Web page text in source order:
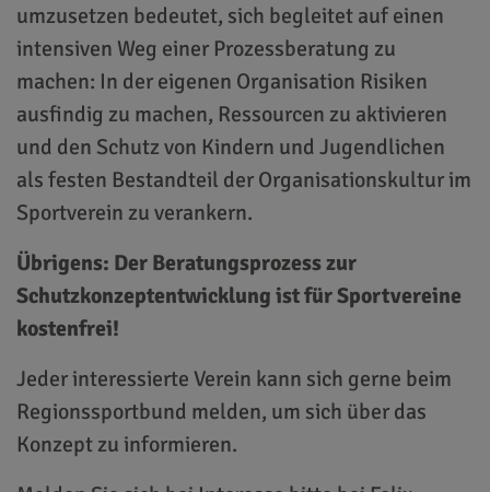
umzusetzen bedeutet, sich begleitet auf einen
intensiven Weg einer Prozessberatung zu
machen: In der eigenen Organisation Risiken
ausfindig zu machen, Ressourcen zu aktivieren
und den Schutz von Kindern und Jugendlichen
als festen Bestandteil der Organisationskultur im
Sportverein zu verankern.
Übrigens: Der Beratungsprozess zur
Schutzkonzeptentwicklung ist für Sportvereine
kostenfrei!
Jeder interessierte Verein kann sich gerne beim
Regionssportbund melden, um sich über das
Konzept zu informieren.